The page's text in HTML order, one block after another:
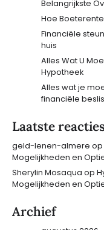
Belangrijkste
Hoe
Financiële
huis
Alles Wat U
Hypotheek
Alles wat je
financiële
Laatste
geld-lenen-almere op
Mogelijkheden en
Sherylin Mosaqua op
Mogelijkheden en
Archief